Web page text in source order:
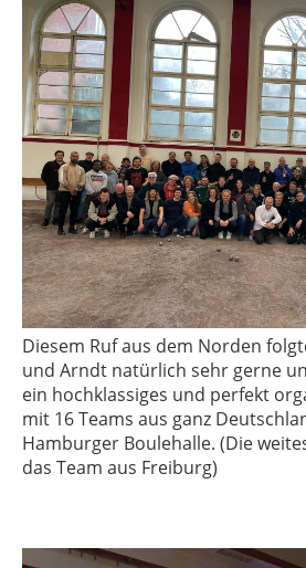
Diesem Ruf aus dem Norden
und Arndt natürlich sehr gerne
ein hochklassiges und perfekt
mit 16 Teams aus ganz
Hamburger Boulehalle. (Die
das Team aus Freiburg)